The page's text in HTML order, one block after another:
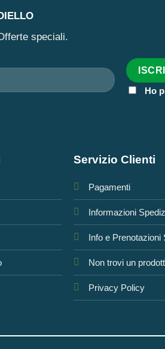
speciali.
Ho
Servizio Clienti
Pagamenti
Informazioni
Info e Prenotazioni
Non trovi un
Privacy Policy